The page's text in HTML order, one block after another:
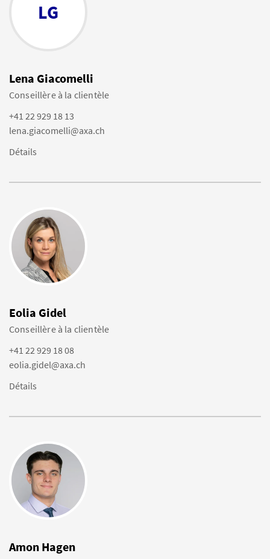
LG
Lena Giacomelli
Conseillère à la clientèle
+41 22 929 18 13
lena.giacomelli@axa.ch
Détails
Eolia Gidel
Conseillère à la clientèle
+41 22 929 18 08
eolia.gidel@axa.ch
Détails
Amon Hagen